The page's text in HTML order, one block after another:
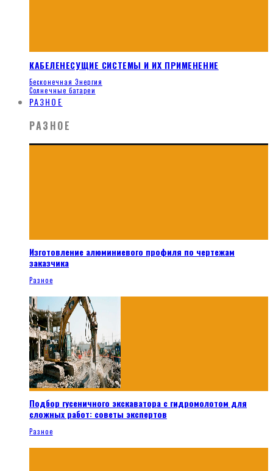
КАБЕЛЕНЕСУЩИЕ СИСТЕМЫ И ИХ ПРИМЕНЕНИЕ
Бесконечная Энергия
Солнечные батареи
РАЗНОЕ
РАЗНОЕ
Изготовление алюминиевого профиля по чертежам
заказчика
Разное
Подбор гусеничного экскаватора с гидромолотом для
сложных работ: советы экспертов
Разное